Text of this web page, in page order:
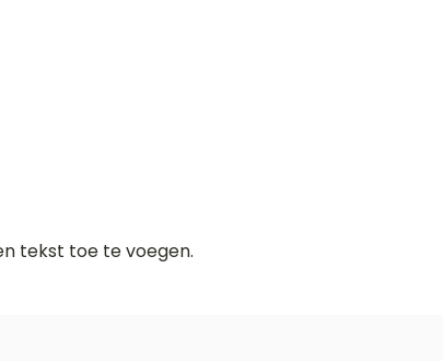
tekst toe te voegen.